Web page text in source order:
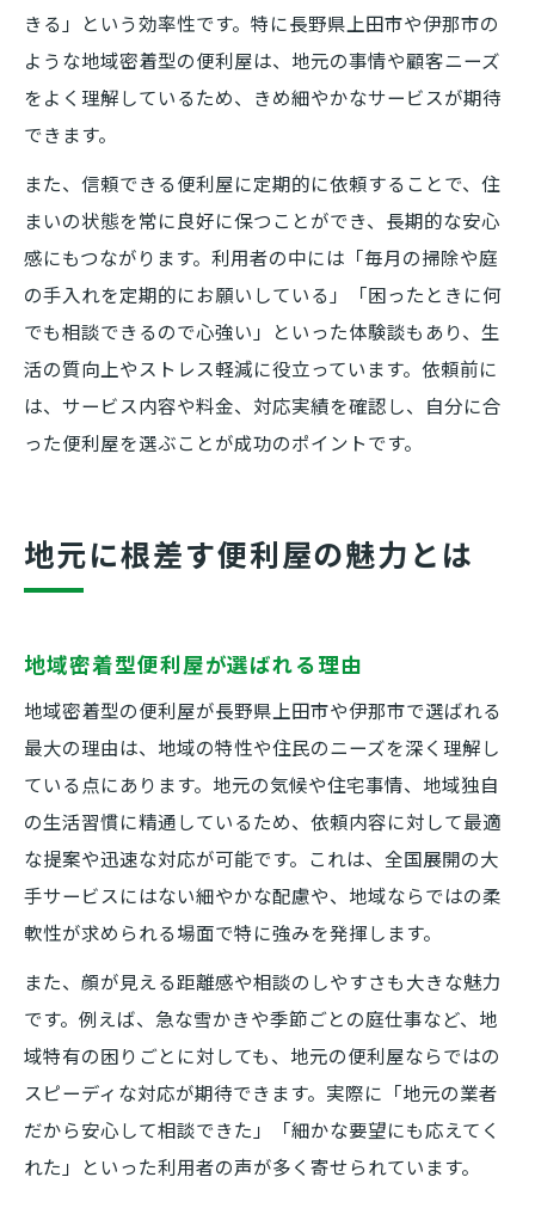
きる」という効率性です。特に長野県上田市や伊那市の
ような地域密着型の便利屋は、地元の事情や顧客ニーズ
をよく理解しているため、きめ細やかなサービスが期待
できます。
また、信頼できる便利屋に定期的に依頼することで、住
まいの状態を常に良好に保つことができ、長期的な安心
感にもつながります。利用者の中には「毎月の掃除や庭
の手入れを定期的にお願いしている」「困ったときに何
でも相談できるので心強い」といった体験談もあり、生
活の質向上やストレス軽減に役立っています。依頼前に
は、サービス内容や料金、対応実績を確認し、自分に合
った便利屋を選ぶことが成功のポイントです。
地元に根差す便利屋の魅力とは
地域密着型便利屋が選ばれる理由
地域密着型の便利屋が長野県上田市や伊那市で選ばれる
最大の理由は、地域の特性や住民のニーズを深く理解し
ている点にあります。地元の気候や住宅事情、地域独自
の生活習慣に精通しているため、依頼内容に対して最適
な提案や迅速な対応が可能です。これは、全国展開の大
手サービスにはない細やかな配慮や、地域ならではの柔
軟性が求められる場面で特に強みを発揮します。
また、顔が見える距離感や相談のしやすさも大きな魅力
です。例えば、急な雪かきや季節ごとの庭仕事など、地
域特有の困りごとに対しても、地元の便利屋ならではの
スピーディな対応が期待できます。実際に「地元の業者
だから安心して相談できた」「細かな要望にも応えてく
れた」といった利用者の声が多く寄せられています。